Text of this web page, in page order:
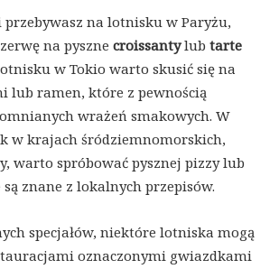
przebywasz na lotnisku w Paryżu,
na pyszne croissantylub tarte
w Tokio warto skusić się na
lub ramen, które z pewnością
wrażeń smakowych. W
w krajach śródziemnomorskich,
warto spróbować pysznej pizzy lub
znane z lokalnych przepisów.
specjałów, niektóre lotniska mogą
oznaczonymi gwiazdkami